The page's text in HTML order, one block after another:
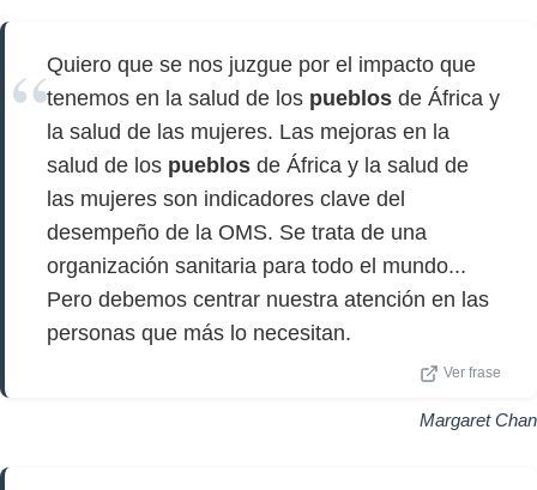
Quiero que se nos juzgue por el impacto que
tenemos en la salud de los pueblos de África y
la salud de las mujeres. Las mejoras en la
salud de los pueblos de África y la salud de
las mujeres son indicadores clave del
desempeño de la OMS. Se trata de una
organización sanitaria para todo el mundo...
Pero debemos centrar nuestra atención en las
personas que más lo necesitan.
Ver frase
Margaret Chan